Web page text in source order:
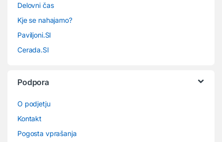
Delovni čas
Kje se nahajamo?
Paviljoni.SI
Cerada.SI
Podpora
O podjetju
Kontakt
Pogosta vprašanja